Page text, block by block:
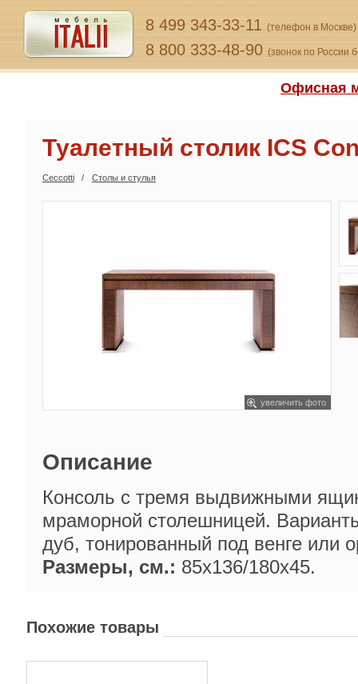
8 499 343-33-11 (телефон в Москве)
8 800 333-48-90 (звонок по России
Офисная
Туалетный столик ICS
Ceccotti Столы и стулья
увеличить фото
Описание
Консоль с тремя выдвижными
мраморной столешницей.
дуб, тонированный под венге или
Размеры, см.: 85х136/180х45.
Похожие товары